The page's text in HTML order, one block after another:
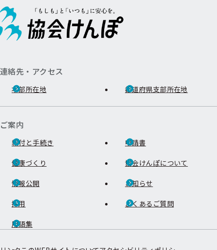
連絡先・アクセス
本部所在地 都道府県支部所在地
ご案内
給付と手続き 申請書
健康づくり 協会けんぽについて
情報公開 お知らせ
採用 よくあるご質問
用語集